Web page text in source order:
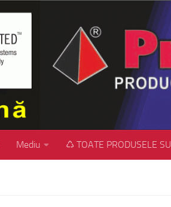
Mediu ♺ TOATE PRODUSELE